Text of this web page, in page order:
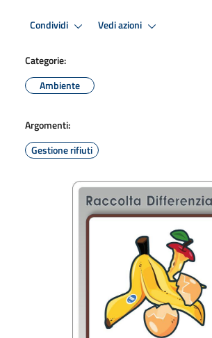
Condividi Vedi azioni
Categorie:
Ambiente
Argomenti:
Gestione rifiuti